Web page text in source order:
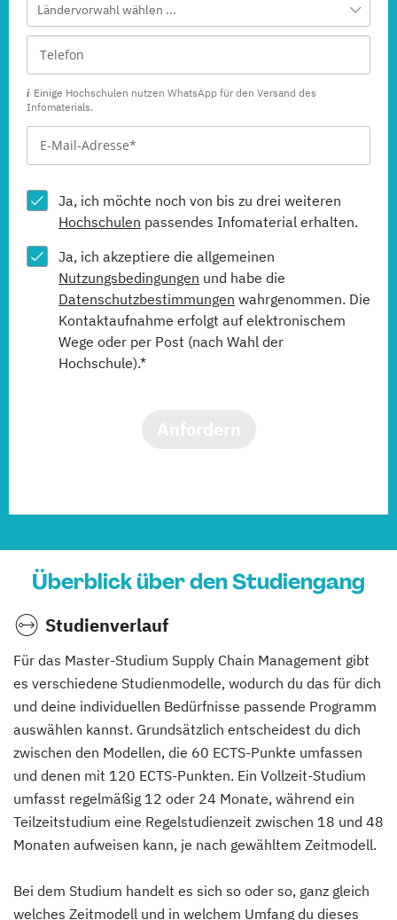
Ländervorwahl wählen ...
Einige Hochschulen nutzen WhatsApp für den Versand des
Infomaterials.
Ja, ich möchte noch von bis zu drei weiteren
Hochschulen passendes Infomaterial erhalten.
Ja, ich akzeptiere die allgemeinen
Nutzungsbedingungen und habe die
Datenschutzbestimmungen wahrgenommen. Die
Kontaktaufnahme erfolgt auf elektronischem
Wege oder per Post (nach Wahl der
Hochschule).*
Überblick über den Studiengang
Studienverlauf
Für das Master-Studium Supply Chain Management gibt
es verschiedene Studienmodelle, wodurch du das für dich
und deine individuellen Bedürfnisse passende Programm
auswählen kannst. Grundsätzlich entscheidest du dich
zwischen den Modellen, die 60 ECTS-Punkte umfassen
und denen mit 120 ECTS-Punkten. Ein Vollzeit-Studium
umfasst regelmäßig 12 oder 24 Monate, während ein
Teilzeitstudium eine Regelstudienzeit zwischen 18 und 48
Monaten aufweisen kann, je nach gewähltem Zeitmodell.
Bei dem Studium handelt es sich so oder so, ganz gleich
welches Zeitmodell und in welchem Umfang du dieses